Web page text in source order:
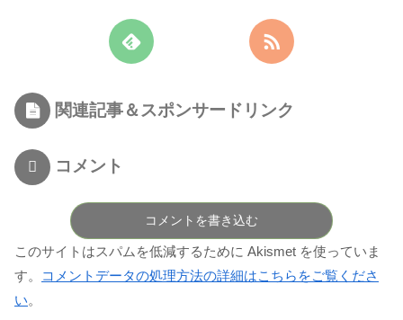
関連記事＆スポンサードリンク
コメント
コメントを書き込む
このサイトはスパムを低減するために Akismet を使っていま
す。
コメントデータの処理方法の詳細はこちらをご覧くださ
い。